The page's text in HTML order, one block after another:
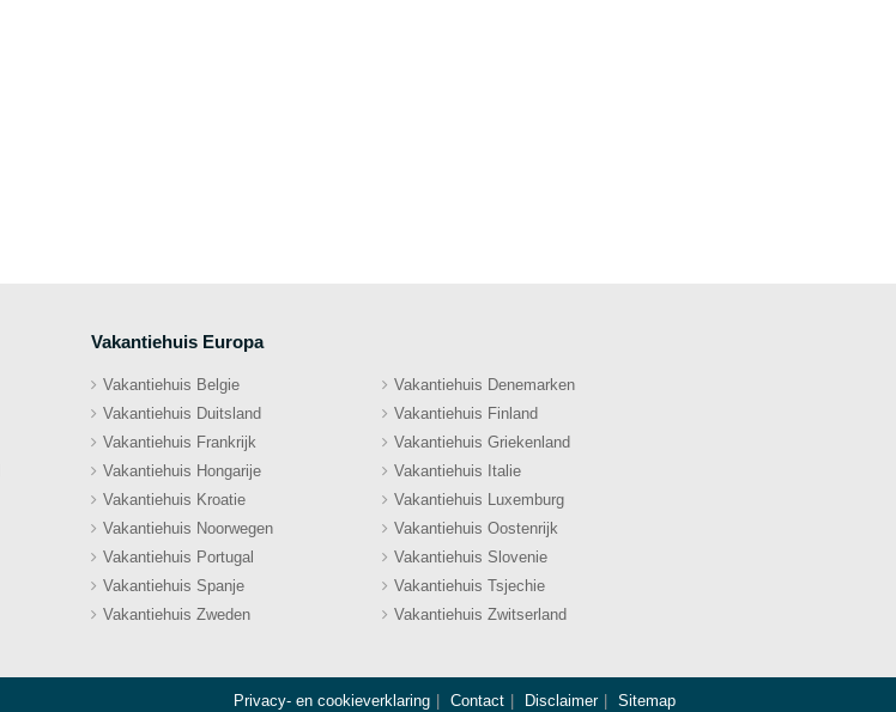
Vakantiehuis Europa
Vakantiehuis Belgie
Vakantiehuis Denemarken
Vakantiehuis Duitsland
Vakantiehuis Finland
Vakantiehuis Frankrijk
Vakantiehuis Griekenland
Vakantiehuis Hongarije
Vakantiehuis Italie
Vakantiehuis Kroatie
Vakantiehuis Luxemburg
Vakantiehuis Noorwegen
Vakantiehuis Oostenrijk
Vakantiehuis Portugal
Vakantiehuis Slovenie
Vakantiehuis Spanje
Vakantiehuis Tsjechie
Vakantiehuis Zweden
Vakantiehuis Zwitserland
Privacy- en cookieverklaring Contact Disclaimer Sitemap